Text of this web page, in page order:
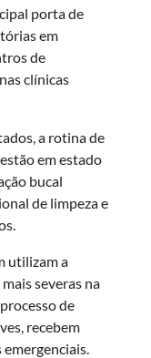
porta de
em
de
clínicas
a rotina de
em estado
bucal
de limpeza e
utilizam a
severas na
de
recebem